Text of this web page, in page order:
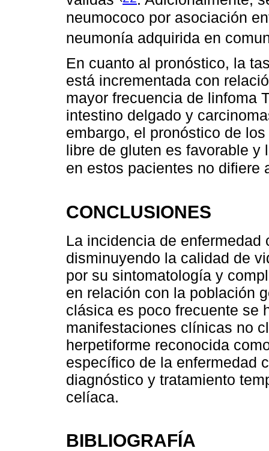
neumococo por asociación
neumonía adquirida en
En cuanto al pronóstico, la
está incrementada con
mayor frecuencia de linfoma
intestino delgado y
embargo, el pronóstico de
libre de gluten es favorable y
en estos pacientes no
CONCLUSIONES
La incidencia de
disminuyendo la calidad de
por su sintomatología y
en relación con la población
clásica es poco frecuente se
manifestaciones clínicas no
herpetiforme reconocida
específico de la enfermedad
diagnóstico y tratamiento
celíaca.
BIBLIOGRAFÍA